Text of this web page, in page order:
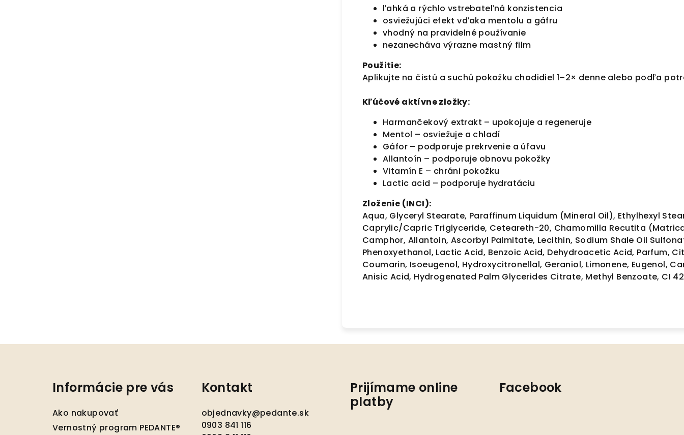
ľahká a rýchlo vstrebateľná konzistencia
osviežujúci efekt vďaka mentolu a gáfru
vhodný na pravidelné používanie
nezanecháva výrazne mastný film
Použitie:
Aplikujte na čistú a suchú pokožku chodidiel 1–2× denne alebo podľa
Kľúčové aktívne zložky:
Harmančekový extrakt – upokojuje a regeneruje
Mentol – osviežuje a chladí
Gáfor – podporuje prekrvenie a úľavu
Allantoín – podporuje obnovu pokožky
Vitamín E – chráni pokožku
Lactic acid – podporuje hydratáciu
Zloženie (INCI):
Aqua, Glyceryl Stearate, Paraffinum Liquidum (Mineral Oil), Ethylhexyl
Caprylic/Capric Triglyceride, Ceteareth-20, Chamomilla Recutita
Camphor, Allantoin, Ascorbyl Palmitate, Lecithin, Sodium Shale Oil
Phenoxyethanol, Lactic Acid, Benzoic Acid, Dehydroacetic Acid, Parfum,
Coumarin, Isoeugenol, Hydroxycitronellal, Geraniol, Limonene, Eugenol,
Anisic Acid, Hydrogenated Palm Glycerides Citrate, Methyl Benzoate, CI
Informácie pre vás
Ako nakupovať
Vernostný program PEDANTE®
Kontakt
objednavky@pedante.sk
0903 841 116
Prijímame online
platby
Facebook